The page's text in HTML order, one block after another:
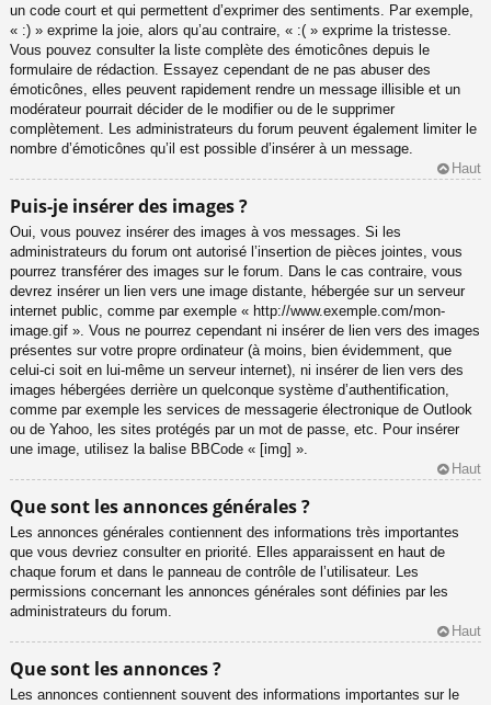
un code court et qui permettent d’exprimer des sentiments. Par exemple,
« :) » exprime la joie, alors qu’au contraire, « :( » exprime la tristesse.
Vous pouvez consulter la liste complète des émoticônes depuis le
formulaire de rédaction. Essayez cependant de ne pas abuser des
émoticônes, elles peuvent rapidement rendre un message illisible et un
modérateur pourrait décider de le modifier ou de le supprimer
complètement. Les administrateurs du forum peuvent également limiter le
nombre d’émoticônes qu’il est possible d’insérer à un message.
Haut
Puis-je insérer des images ?
Oui, vous pouvez insérer des images à vos messages. Si les
administrateurs du forum ont autorisé l’insertion de pièces jointes, vous
pourrez transférer des images sur le forum. Dans le cas contraire, vous
devrez insérer un lien vers une image distante, hébergée sur un serveur
internet public, comme par exemple « http://www.exemple.com/mon-
image.gif ». Vous ne pourrez cependant ni insérer de lien vers des images
présentes sur votre propre ordinateur (à moins, bien évidemment, que
celui-ci soit en lui-même un serveur internet), ni insérer de lien vers des
images hébergées derrière un quelconque système d’authentification,
comme par exemple les services de messagerie électronique de Outlook
ou de Yahoo, les sites protégés par un mot de passe, etc. Pour insérer
une image, utilisez la balise BBCode « [img] ».
Haut
Que sont les annonces générales ?
Les annonces générales contiennent des informations très importantes
que vous devriez consulter en priorité. Elles apparaissent en haut de
chaque forum et dans le panneau de contrôle de l’utilisateur. Les
permissions concernant les annonces générales sont définies par les
administrateurs du forum.
Haut
Que sont les annonces ?
Les annonces contiennent souvent des informations importantes sur le